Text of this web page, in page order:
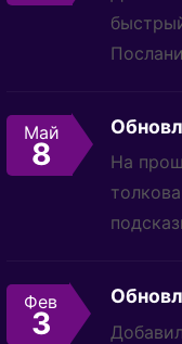
Май
8
На
Фев
3